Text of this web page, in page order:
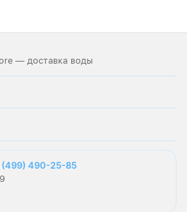
— доставка воды
(499) 490-25-85